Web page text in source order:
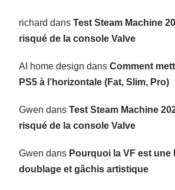
richard dans Test Steam Machine
risqué de la console Valve
AI home design dans Comment
PS5 à l’horizontale (Fat, Slim, Pro)
Gwen dans Test Steam Machine
risqué de la console Valve
Gwen dans Pourquoi la VF est une
doublage et gâchis artistique